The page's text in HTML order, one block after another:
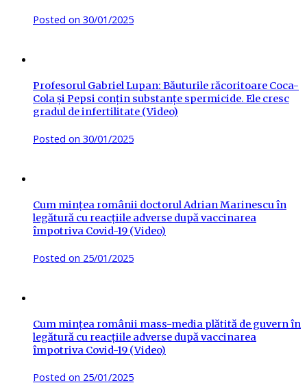
Posted on 30/01/2025
Profesorul Gabriel Lupan: Băuturile răcoritoare Coca-
Cola și Pepsi conțin substanțe spermicide. Ele cresc
gradul de infertilitate (Video)
Posted on 30/01/2025
Cum mințea românii doctorul Adrian Marinescu în
legătură cu reacțiile adverse după vaccinarea
împotriva Covid-19 (Video)
Posted on 25/01/2025
Cum mințea românii mass-media plătită de guvern în
legătură cu reacțiile adverse după vaccinarea
împotriva Covid-19 (Video)
Posted on 25/01/2025